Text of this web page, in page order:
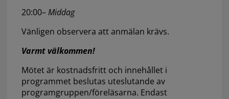
20:00–Middag
Vänligen observera att anmälan krävs.
Varmt välkommen!
Mötet är kostnadsfritt och innehållet i
programmet beslutas uteslutande av
programgruppen/föreläsarna. Endast